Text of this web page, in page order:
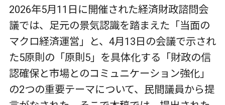
2026年5月11日に開催された経済財政諮問会
議では、足元の景気認識を踏まえた「当面の
マクロ経済運営」と、4月13日の会議で示され
た5原則の「原則5」を具体化する「財政の信
認確保と市場とのコミュニケーション強化」
の2つの重要テーマについて、民間議員から提